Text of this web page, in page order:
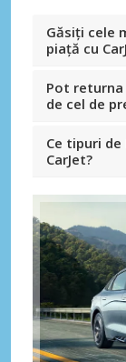
Găsiți cele
piață cu
Pot
de cel de
Ce tipuri
CarJet?